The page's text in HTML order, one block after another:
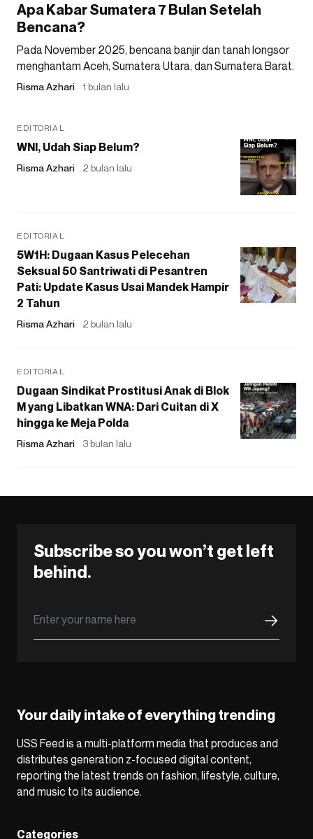
Apa Kabar Sumatera 7 Bulan Setelah
Bencana?
Pada November 2025, bencana banjir dan tanah longsor
menghantam Aceh, Sumatera Utara, dan Sumatera Barat.
Risma Azhari 1 bulan lalu
EDITORIAL
WNI, Udah Siap Belum?
Risma Azhari 2 bulan lalu
EDITORIAL
5W1H: Dugaan Kasus Pelecehan
Seksual 50 Santriwati di Pesantren
Pati: Update Kasus Usai Mandek Hampir
2 Tahun
Risma Azhari 2 bulan lalu
EDITORIAL
Dugaan Sindikat Prostitusi Anak di Blok
M yang Libatkan WNA: Dari Cuitan di X
hingga ke Meja Polda
Risma Azhari 3 bulan lalu
Subscribe so you won’t get left
behind.
Your daily intake of everything trending
USS Feed is a multi-platform media that produces and
distributes generation z-focused digital content,
reporting the latest trends on fashion, lifestyle, culture,
and music to its audience.
Categories